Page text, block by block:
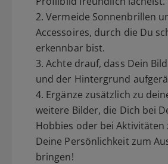
2. Vermeide Sonnenbrillen
Accessoires, durch die Du
erkennbar bist.
3. Achte drauf, dass Dein
und der Hintergrund
4. Ergänze zusätzlich zu
weitere Bilder, die Dich bei
Hobbies oder bei Aktivitäten
Deine Persönlichkeit zum
bringen!